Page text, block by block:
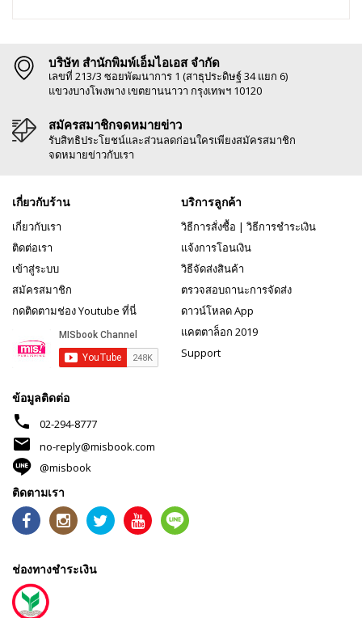
บริษัท สำนักพิมพ์เอ็มไอเอส จำกัด
เลขที่ 213/3 ซอยพัฒนาการ 1 (สาธุประดิษฐ์ 34 แยก 6)
แขวงบางโพงพาง เขตยานนาวา กรุงเทพฯ 10120
สมัครสมาชิกจดหมายข่าว
รับสิทธิประโยชน์และส่วนลดก่อนใครเพียงสมัครสมาชิก
จดหมายข่าวกับเรา
เกี่ยวกับร้าน
เกี่ยวกับเรา
ติดต่อเรา
เข้าสู่ระบบ
สมัครสมาชิก
กดติดตามช่อง Youtube ที่นี่
บริการลูกค้า
วิธีการสั่งซื้อ | วิธีการชำระเงิน
แจ้งการโอนเงิน
วิธีจัดส่งสินค้า
ตรวจสอบถานะการจัดส่ง
ดาวน์โหลด App
แคตตาล็อก 2019
Support
ข้อมูลติดต่อ
phone 02-294-8777
mail
no-reply@misbook.com
@misbook
ติดตามเรา
ช่องทางชำระเงิน